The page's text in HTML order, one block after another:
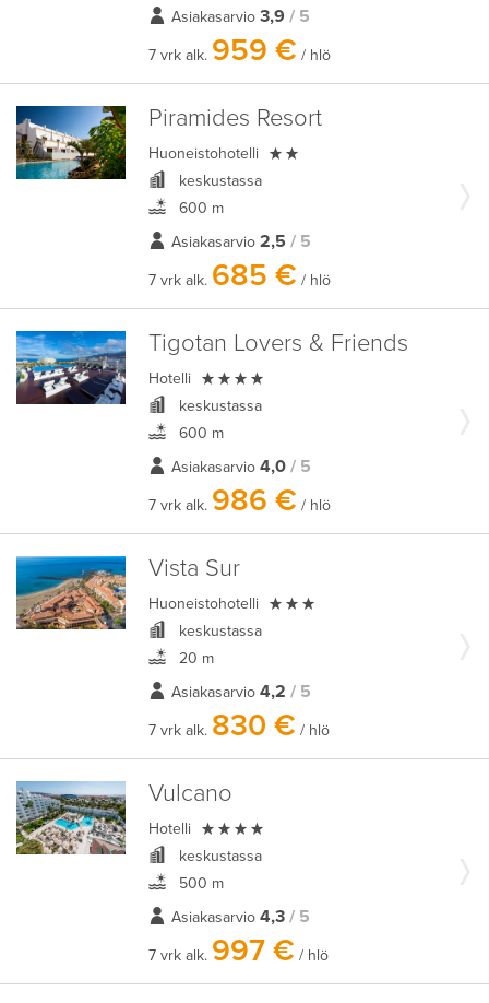
Asiakasarvio 3,9 / 5
7 vrk alk. 959 € / hlö
Piramides Resort
Huoneistohotelli 
keskustassa
600 m
Asiakasarvio 2,5 / 5
7 vrk alk. 685 € / hlö
Tigotan Lovers & Friends
Hotelli 
keskustassa
600 m
Asiakasarvio 4,0 / 5
7 vrk alk. 986 € / hlö
Vista Sur
Huoneistohotelli 
keskustassa
20 m
Asiakasarvio 4,2 / 5
7 vrk alk. 830 € / hlö
Vulcano
Hotelli 
keskustassa
500 m
Asiakasarvio 4,3 / 5
7 vrk alk. 997 € / hlö